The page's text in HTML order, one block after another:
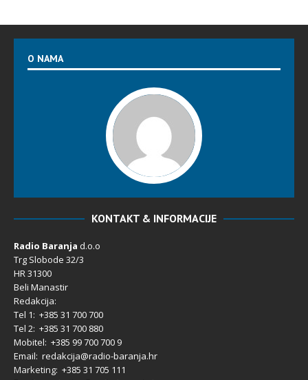
O NAMA
KONTAKT & INFORMACIJE
Radio Baranja d.o.o
Trg Slobode 32/3
HR 31300
Beli Manastir
Redakcija:
Tel 1: +385 31 700 700
Tel 2: +385 31 700 880
Mobitel: +385 99 700 700 9
Email: redakcija@radio-baranja.hr
Marketing: +385 31 705 111